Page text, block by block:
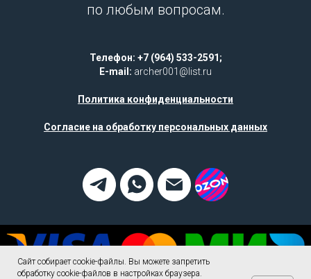
по любым вопросам.
Телефон: +7 (964) 533-2591;
E-mail: archer001@list.ru
Политика конфиденциальности
Согласие на обработку персональных данных
Сайт собирает cookie-файлы. Вы можете запретить
обработку cookie-файлов в настройках браузера.